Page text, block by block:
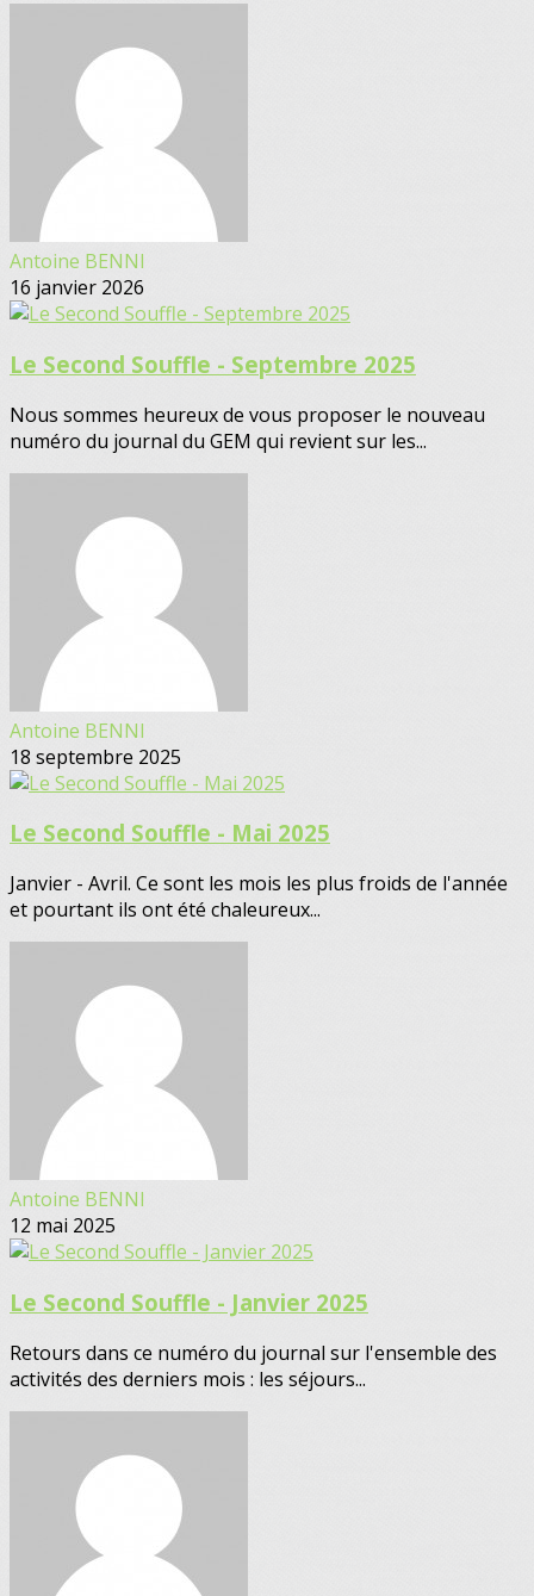
Antoine BENNI
16 janvier 2026
Le Second Souffle - Septembre 2025
Nous sommes heureux de vous proposer le nouveau
numéro du journal du GEM qui revient sur les...
Antoine BENNI
18 septembre 2025
Le Second Souffle - Mai 2025
Janvier - Avril. Ce sont les mois les plus froids de l'année
et pourtant ils ont été chaleureux...
Antoine BENNI
12 mai 2025
Le Second Souffle - Janvier 2025
Retours dans ce numéro du journal sur l'ensemble des
activités des derniers mois : les séjours...